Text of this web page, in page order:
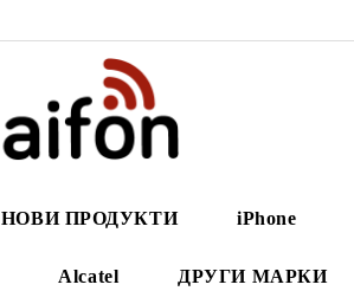
НОВИ ПРОДУКТИ iPhone
Alcatel ДРУГИ МАРКИ